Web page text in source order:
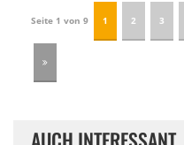
Seite 1 von 9 1 2 3